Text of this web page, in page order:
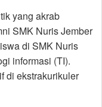
yang akrab
SMK Nuris Jember
di SMK Nuris
informasi (TI).
di ekstrakurikuler